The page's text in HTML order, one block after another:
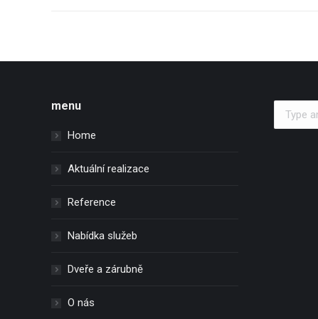
menu
Home
Aktuální realizace
Reference
Nabídka služeb
Dveře a zárubně
O nás
Search: